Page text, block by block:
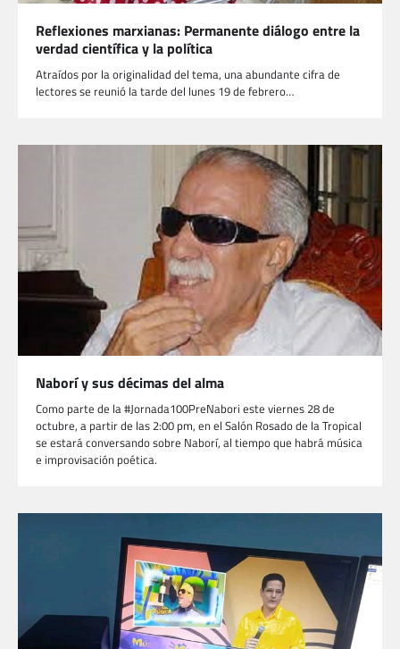
Reflexiones marxianas: Permanente diálogo entre la
verdad científica y la política
Atraídos por la originalidad del tema, una abundante cifra de
lectores se reunió la tarde del lunes 19 de febrero…
Naborí y sus décimas del alma
Como parte de la #Jornada100PreNabori este viernes 28 de
octubre, a partir de las 2:00 pm, en el Salón Rosado de la Tropical
se estará conversando sobre Naborí, al tiempo que habrá música
e improvisación poética.